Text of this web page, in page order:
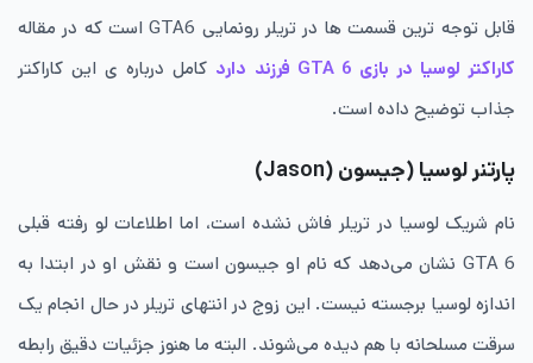
قابل توجه ترین قسمت ها در تریلر رونمایی GTA6 است که در مقاله
کاراکتر لوسیا در بازی GTA 6 فرزند دارد
کامل درباره ی این کاراکتر
جذاب توضیح داده است.
پارتنر لوسیا (جیسون (Jason
)
نام شریک لوسیا در تریلر فاش نشده است، اما اطلاعات لو رفته قبلی
GTA 6 نشان می‌دهد که نام او جیسون است و نقش او در ابتدا به
اندازه لوسیا برجسته نیست. این زوج در انتهای تریلر در حال انجام یک
سرقت مسلحانه با هم دیده می‌شوند. البته ما هنوز جزئیات دقیق رابطه